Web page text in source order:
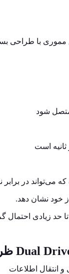
خود نشان دهد.
حد زیادی